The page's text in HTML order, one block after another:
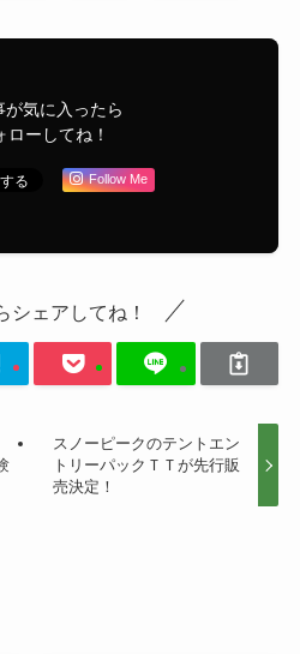
が気に入ったら
ローしてね！
Follow Me
シェアしてね！
スノーピークのテントエン
トリーパックＴＴが先行販
売決定！